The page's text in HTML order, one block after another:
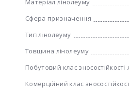
Матеріал лінолеуму
Сфера призначення
Тип лінолеуму
Товщина лінолеуму
Побутовий клас зносостійкості
Комерційний клас